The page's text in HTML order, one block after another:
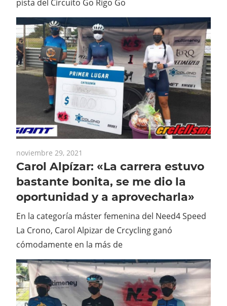
pista del Circuito Go Rigo Go
noviembre 29, 2021
Carol Alpízar: «La carrera estuvo
bastante bonita, se me dio la
oportunidad y a aprovecharla»
En la categoría máster femenina del Need4 Speed
La Crono, Carol Alpizar de Crcycling ganó
cómodamente en la más de